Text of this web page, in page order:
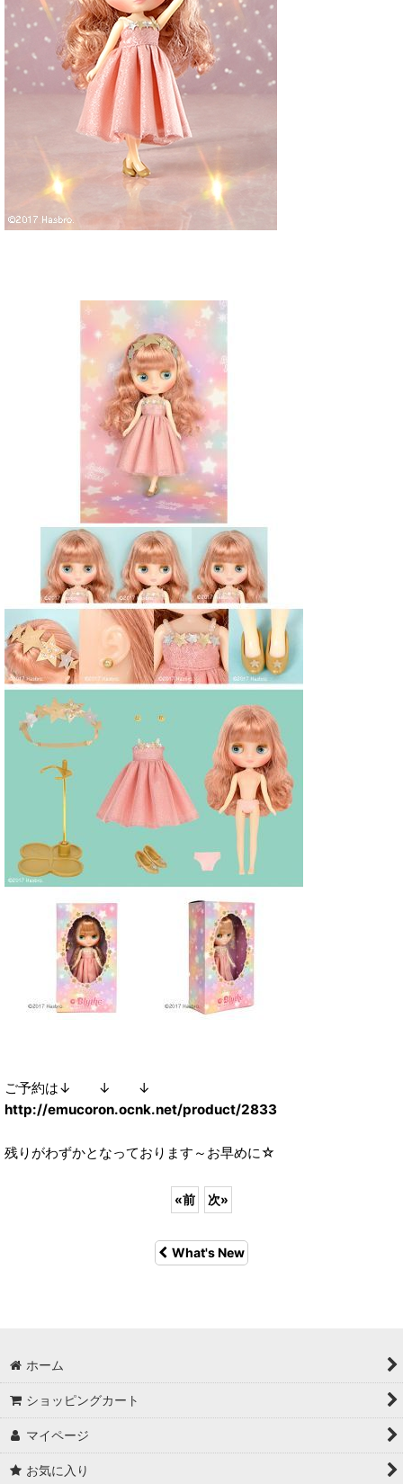
ご予約は↓ ↓ ↓
http://emucoron.ocnk.net/product/2833
残りがわずかとなっております～お早めに☆
«前 次»
What's New
ホーム
ショッピングカート
マイページ
お気に入り